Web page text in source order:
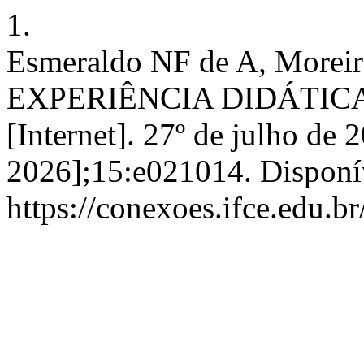
1.
Esmeraldo NF de A,
EXPERIÊNCIA
[Internet]. 27º de julho de
2026];15:e021014.
https://